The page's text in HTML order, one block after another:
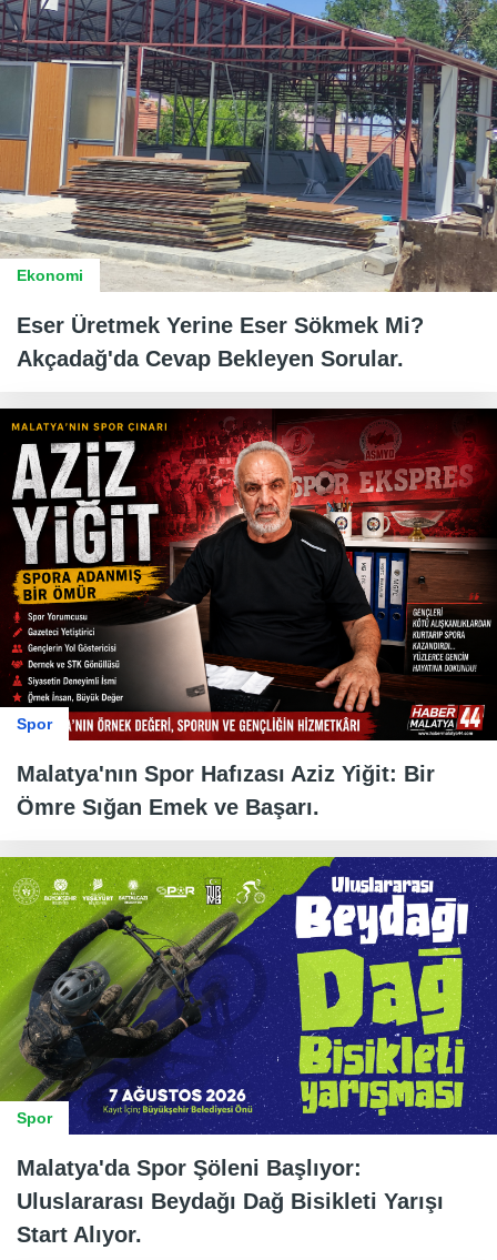
Ekonomi
Eser Üretmek Yerine Eser Sökmek Mi?
Akçadağ'da Cevap Bekleyen Sorular.
Spor
Malatya'nın Spor Hafızası Aziz Yiğit: Bir
Ömre Sığan Emek ve Başarı.
Spor
Malatya'da Spor Şöleni Başlıyor:
Uluslararası Beydağı Dağ Bisikleti Yarışı
Start Alıyor.